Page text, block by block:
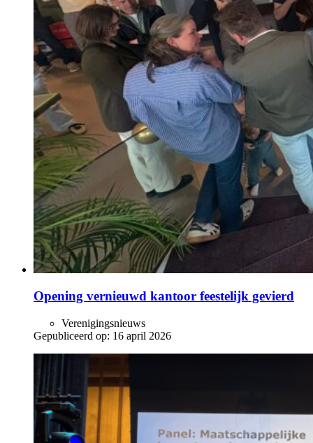
Opening vernieuwd kantoor feestelijk gevierd
Verenigingsnieuws
Gepubliceerd op: 16 april 2026